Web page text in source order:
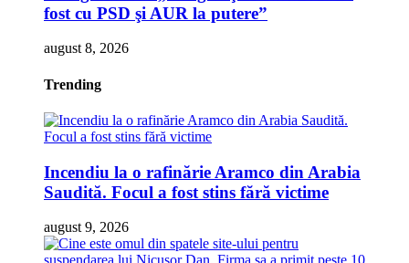
fost cu PSD şi AUR la putere”
august 8, 2026
Trending
Incendiu la o rafinărie Aramco din Arabia
Saudită. Focul a fost stins fără victime
august 9, 2026